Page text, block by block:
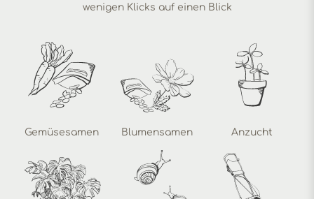
wenigen Klicks auf einen Blick
Gemüsesamen Blumensamen Anzucht